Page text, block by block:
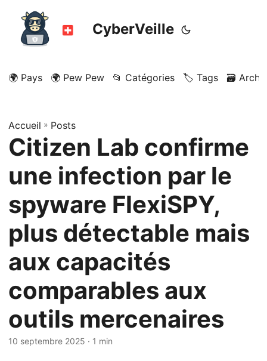
CyberVeille
🌍 Pays 🌍 Pew Pew 📂 Catégories 🏷️ Tags 🗃️
Accueil » Posts
Citizen Lab confirme
une infection par le
spyware FlexiSPY,
plus détectable mais
aux capacités
comparables aux
outils mercenaires
10 septembre 2025 · 1 min